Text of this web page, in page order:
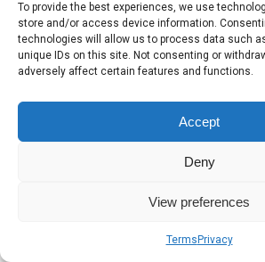
To provide the best experiences, we use
store and/or access device information.
technologies will allow us to process data such
unique IDs on this site. Not consenting or
adversely affect certain features and functions.
Accept
Deny
View preferences
Terms Privacy
Sobre nosotros Términos